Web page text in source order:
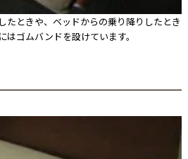
たときや、ベッドからの乗り降りしたとき
ゴムバンドを設けています。